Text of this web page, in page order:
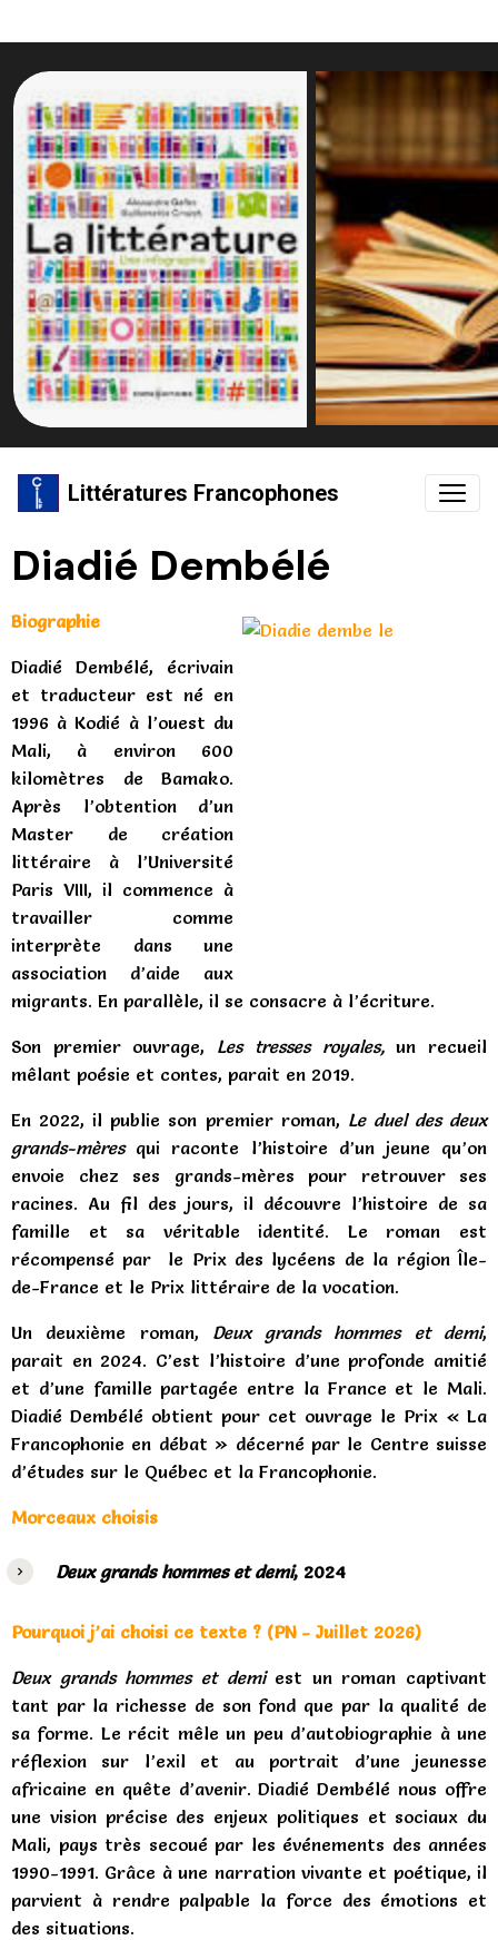
Littératures Francophones
Diadié Dembélé
Biographie
Diadié Dembélé, écrivain
et traducteur est né en
1996 à Kodié à l’ouest du
Mali, à environ 600
kilomètres de Bamako.
Après l’obtention d’un
Master de création
littéraire à l’Université
Paris VIII, il commence à
travailler comme
interprète dans une
association d’aide aux
migrants. En parallèle, il se consacre à l’écriture.
Son premier ouvrage, Les tresses royales,un recueil
mêlant poésie et contes, parait en 2019.
En 2022, il publie son premier roman, Le duel des deux
grands-mèresqui raconte l’histoire d’un jeune qu’on
envoie chez ses grands-mères pour retrouver ses
racines. Au fil des jours, il découvre l’histoire de sa
famille et sa véritable identité. Le roman est
récompensé par le Prix des lycéens de la région Île-
de-France et le Prix littéraire de la vocation.
Un deuxième roman, Deux grands hommes et demi,
parait en 2024. C’est l’histoire d’une profonde amitié
et d’une famille partagée entre la France et le Mali.
Diadié Dembélé obtient pour cet ouvrage le Prix « La
Francophonie en débat » décerné par le Centre suisse
d’études sur le Québec et la Francophonie.
Morceaux choisis
Deux grands hommes et demi, 2024
Pourquoi j’ai choisi ce texte ? (PN - Juillet 2026)
Deux grands hommes et demi est un roman captivant
tant par la richesse de son fond que par la qualité de
sa forme. Le récit mêle un peu d’autobiographie à une
réflexion sur l’exil et au portrait d’une jeunesse
africaine en quête d’avenir. Diadié Dembélé nous offre
une vision précise des enjeux politiques et sociaux du
Mali, pays très secoué par les événements des années
1990-1991. Grâce à une narration vivante et poétique, il
parvient à rendre palpable la force des émotions et
des situations.